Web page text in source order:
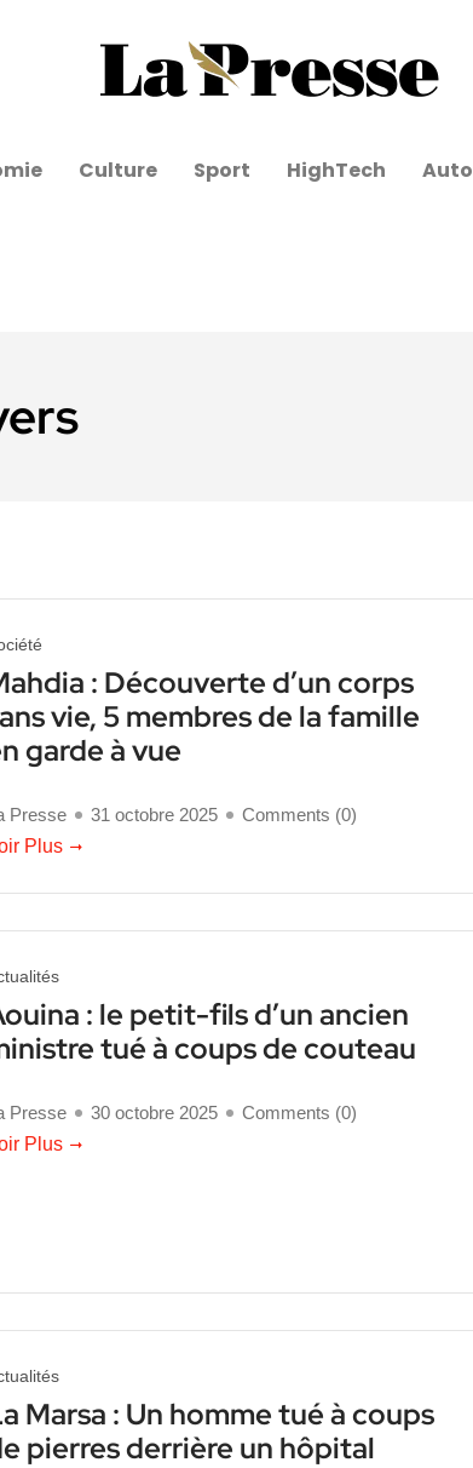
Culture Sport HighTech Auto
: Découverte d’un corps
vie, 5 membres de la famille
garde à vue
Presse 31 octobre 2025 Comments (0)
Plus
: le petit-fils d’un ancien
tué à coups de couteau
Presse 30 octobre 2025 Comments (0)
Plus
Marsa : Un homme tué à coups
pierres derrière un hôpital